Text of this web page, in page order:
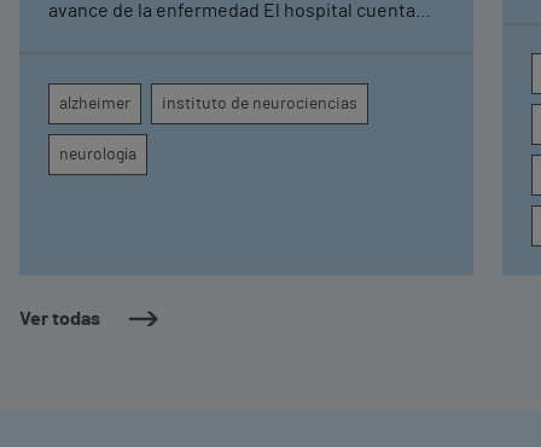
Ver todas
avance de la enfermedad El hospital cuenta
seguimiento clínico de cada paciente
alzheimer instituto de neurociencias
neurología